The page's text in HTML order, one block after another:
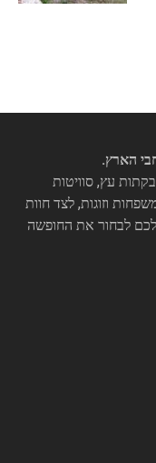
הארץ.
עץ, סוויטות
וזוגות, לצד חוות
לכם לבחור את החופשה